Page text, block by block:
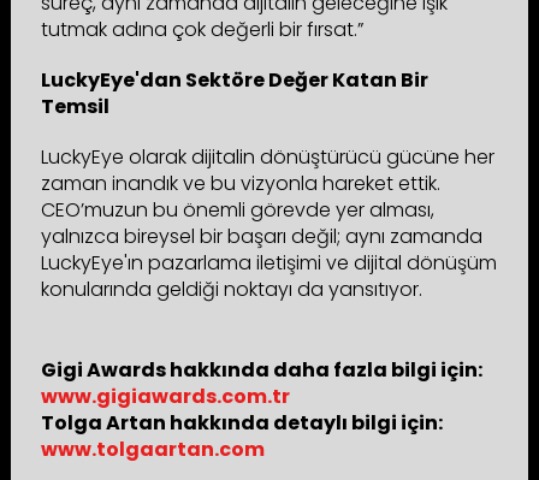
tutmak adına çok değerli bir fırsat.”
LuckyEye'dan Sektöre Değer Katan Bir
Temsil
LuckyEye olarak dijitalin dönüştürücü gücüne her
zaman inandık ve bu vizyonla hareket ettik.
CEO’muzun bu önemli görevde yer alması,
yalnızca bireysel bir başarı değil; aynı zamanda
LuckyEye'ın pazarlama iletişimi ve dijital dönüşüm
konularında geldiği noktayı da yansıtıyor.
Gigi Awards hakkında daha fazla bilgi için:
www.gigiawards.com.tr
Tolga Artan hakkında detaylı bilgi için:
www.tolgaartan.com